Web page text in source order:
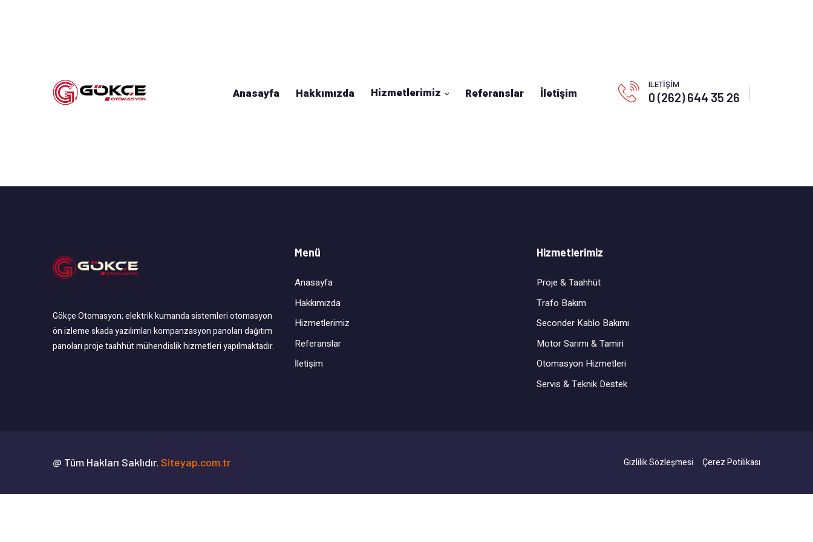
Anasayfa Hakkımızda Hizmetlerimiz Referanslar İletişim
ILETİŞİM
0 (262) 644 35 26
Gökçe Otomasyon; elektrik kumanda sistemleri otomasyon
ön izleme skada yazılımları kompanzasyon panoları dağıtım
panoları proje taahhüt mühendislik hizmetleri yapılmaktadır.
Menü
Anasayfa
Hakkımızda
Hizmetlerimiz
Referanslar
İletişim
Hizmetlerimiz
Proje & Taahhüt
Trafo Bakım
Seconder Kablo Bakımı
Motor Sarımı & Tamiri
Otomasyon Hizmetleri
Servis & Teknik Destek
@ Tüm Hakları Saklıdır. Siteyap.com.tr Gizlilik Sözleşmesi Çerez Potilikası